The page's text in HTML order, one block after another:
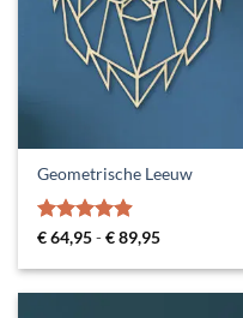
Geometrische Leeuw
Gewaardeerd
€64,95-€89,95Prijsklasse:
tot